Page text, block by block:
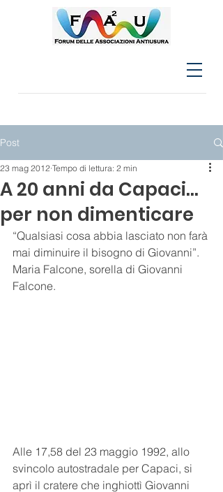
Post
A 20 anni da Capaci...
per non dimenticare
23 mag 2012 Tempo di lettura: 2 min
“Qualsiasi cosa abbia lasciato non farà
mai diminuire il bisogno di Giovanni”.
Maria Falcone, sorella di Giovanni
Falcone.
Alle 17,58 del 23 maggio 1992, allo
svincolo autostradale per Capaci, si
aprì il cratere che inghiottì Giovanni